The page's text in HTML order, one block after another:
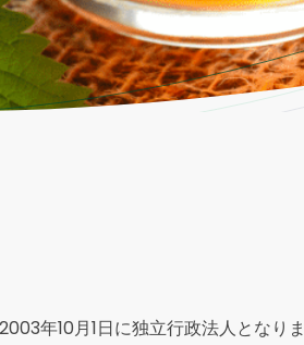
年10月1日に独立行政法人となりま